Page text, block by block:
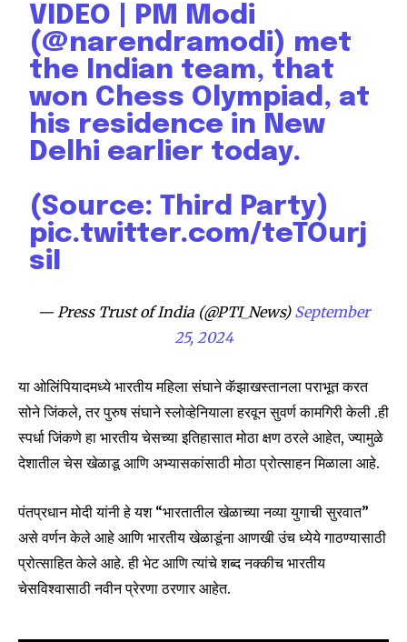
Join our community of
SUBSCRIBERS and be part of the
conversation.
To subscribe, simply enter your email address on our website
safe with us.
SUBSCRIBE
I've read and accept thePrivacy Policy.
6,300 32,111 75
VIDEO | PM Modi
(@narendramodi) met
the Indian team, that
won Chess Olympiad, at
his residence in New
Delhi earlier today.
(Source: Third Party)
pic.twitter.com/teTOurj
siI
— Press Trust of India (@PTI_News) September
25, 2024
या ओलिंपियादमध्ये भारतीय महिला संघाने कॅझाखस्तानला पराभूत करत
सोने जिंकले, तर पुरुष संघाने स्लोव्हेनियाला हरवून सुवर्ण कामगिरी केली .ही
स्पर्धा जिंकणे हा भारतीय चेसच्या इतिहासात मोठा क्षण ठरले आहेत, ज्यामुळे
देशातील चेस खेळाडू आणि अभ्यासकांसाठी मोठा प्रोत्साहन मिळाला आहे.
पंतप्रधान मोदी यांनी हे यश “भारतातील खेळाच्या नव्या युगाची सुरवात”
असे वर्णन केले आहे आणि भारतीय खेळाडूंना आणखी उंच ध्येये गाठण्यासाठी
प्रोत्साहित केले आहे. ही भेट आणि त्यांचे शब्द नक्कीच भारतीय
चेसविश्वासाठी नवीन प्रेरणा ठरणार आहेत.